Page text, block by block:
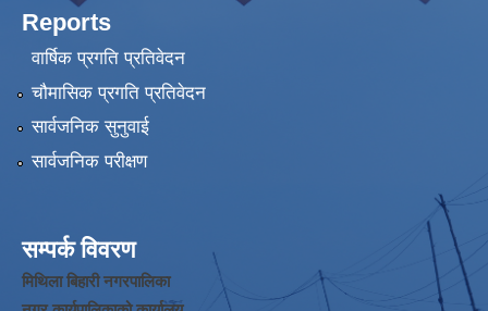
Reports
वार्षिक प्रगति प्रतिवेदन
चौमासिक प्रगति प्रतिवेदन
सार्वजनिक सुनुवाई
सार्वजनिक परीक्षण
सम्पर्क विवरण
मिथिला बिहारी नगरपालिका